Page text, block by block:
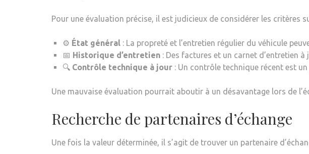
Pour une évaluation précise, il est judicieux de considérer les critères
⚙️ État général : La propreté et l’entretien régulier du véhicule
📅 Historique d’entretien : Des factures et un carnet d’entretien
🔍 Contrôle technique à jour : Un contrôle technique récent est
Une mauvaise évaluation pourrait aboutir à un désavantage lors de
Recherche de partenaires d’échange
Une fois la valeur déterminée, il s’agit de trouver un partenaire